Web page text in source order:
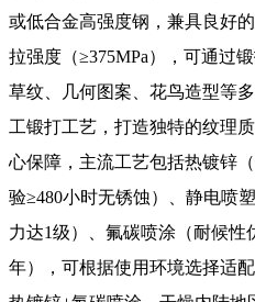
或低合金高强度钢，兼具良好
拉强度（≥375MPa），可通过
草纹、几何图案、花鸟造型等
工锻打工艺，打造独特的纹理
心保障，主流工艺包括热镀锌
验≥480小时无锈蚀）、静电喷
力达1级）、氟碳喷涂（耐候性
年），可根据使用环境选择适